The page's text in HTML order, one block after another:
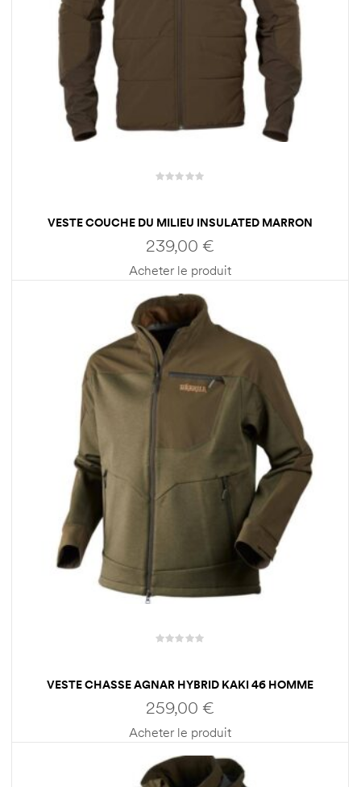
VESTE COUCHE DU MILIEU INSULATED MARRON
HOMME HARKILA
239,00 €
Acheter le produit
VESTE CHASSE AGNAR HYBRID KAKI 46 HOMME
HARKILA
259,00 €
Acheter le produit